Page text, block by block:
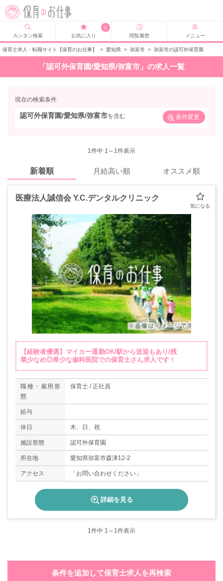
カンタン検索
0
お気に入り
閲覧履歴 メニュー
保育士求人・転職サイト【保育のお仕事】 > 愛知県 > 弥富市 > 弥富市の認可外保育園
「認可外保育園/愛知県/弥富市」の求人一覧
現在の検索条件
認可外保育園/愛知県/弥富市を含む 条件変更
1件中 1～1件表示
新着順 月給高い順 オススメ順
医療法人誠信会 Y.C.デンタルクリニック
【経験者優遇】マイカー通勤OK/駅から送迎もあり/残
業少なめ◎希少な歯科医院での保育士さん求人です！
職種・雇用形
態
保育士 / 正社員
給与
休日 木、日、祝
施設形態 認可外保育園
所在地 愛知県弥富市森津12-2
アクセス 「お問い合わせください」
詳細を見る
1件中 1～1件表示
条件を追加して保育士求人を再検索